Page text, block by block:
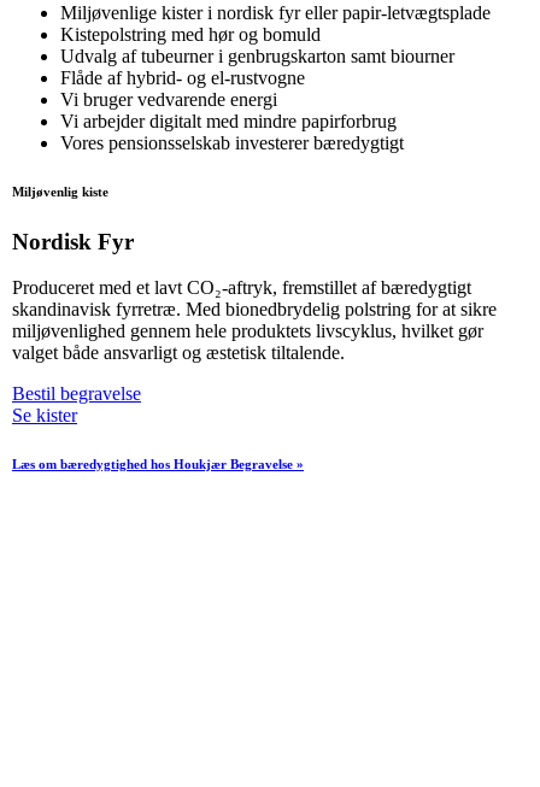
Miljøvenlige kister i nordisk fyr eller papir-letvægtsplade
Kistepolstring med hør og bomuld
Udvalg af tubeurner i genbrugskarton samt biourner
Flåde af hybrid- og el-rustvogne
Vi bruger vedvarende energi
Vi arbejder digitalt med mindre papirforbrug
Vores pensionsselskab investerer bæredygtigt
Miljøvenlig kiste
Nordisk Fyr
Produceret med et lavt CO₂-aftryk, fremstillet af bæredygtigt
skandinavisk fyrretræ. Med bionedbrydelig polstring for at sikre
miljøvenlighed gennem hele produktets livscyklus, hvilket gør
valget både ansvarligt og æstetisk tiltalende.
Bestil begravelse
Se kister
Læs om bæredygtighed hos Houkjær Begravelse »